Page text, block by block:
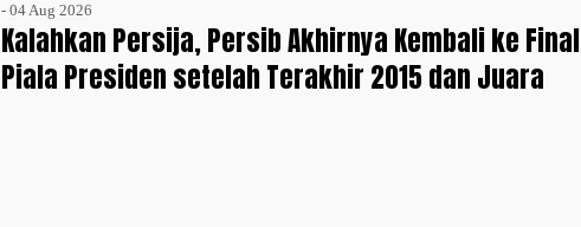
- 04 Aug 2026
Kalahkan Persija, Persib Akhirnya Kembali ke Final
Piala Presiden setelah Terakhir 2015 dan Juara